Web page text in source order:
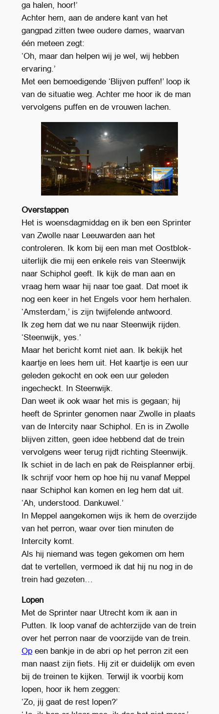
ga halen, hoor!’
Achter hem, aan de andere kant van het
gangpad zitten twee oudere dames, waarvan
één meteen zegt:
‘Oh, maar dan helpen wij je wel, wij hebben
ervaring.’
Met een bemoedigende ‘Blijven puffen!’ loop ik
van de situatie weg. Achter me hoor ik de man
vervolgens puffen en de vrouwen lachen.
Overstappen
Het is woensdagmiddag en ik ben een Sprinter
van Zwolle naar Leeuwarden aan het
controleren. Ik kom bij een man met Oostblok-
uiterlijk die mij een enkele reis van Steenwijk
naar Schiphol geeft. Ik kijk de man aan en
vraag hem waar hij naar toe gaat. Dat moet ik
nog een keer in het Engels voor hem herhalen.
‘Amsterdam,’ is zijn twijfelende antwoord.
Ik zeg hem dat we nu naar Steenwijk rijden.
‘Steenwijk, yes.’
Maar het bericht komt niet aan. Ik bekijk het
kaartje en lees hem uit. Het kaartje is een uur
geleden gekocht en ook een uur geleden
ingecheckt. In Steenwijk.
Dan weet ik ook waar het mis is gegaan; hij
heeft de Sprinter genomen naar Zwolle in plaats
van de Intercity naar Schiphol. En is in Zwolle
blijven zitten, geen idee hebbend dat de trein
vervolgens weer terug rijdt richting Steenwijk.
Ik schiet in de lach en pak de Reisplanner erbij.
Ik schrijf voor hem op hoe hij nu vanaf Meppel
naar Schiphol kan komen en leg hem dat uit.
‘Ah, understood. Dankuwel.’
In Meppel aangekomen wijs ik hem de overzijde
van het perron, waar over tien minuten de
Intercity komt.
Als hij niemand was tegen gekomen om hem
dat te vertellen, vermoed ik dat hij nu nog in de
trein had gezeten…
Lopen
Met de Sprinter naar Utrecht kom ik aan in
Putten. Ik loop vanaf de achterzijde van de trein
over het perron naar de voorzijde van de trein.
Opeen bankje in de abri op het perron zit een
man naast zijn fiets. Hij zit er duidelijk om even
bij de treinen te kijken. Terwijl ik voorbij kom
lopen, hoor ik hem zeggen:
‘Zo, jij gaat de rest lopen?’